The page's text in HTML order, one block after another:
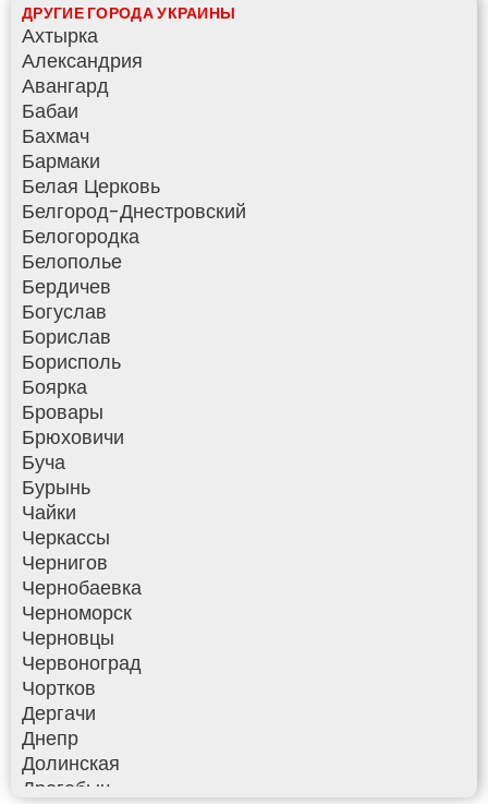
ДРУГИЕ ГОРОДА УКРАИНЫ
Ахтырка
Александрия
Авангард
Бабаи
Бахмач
Бармаки
Белая Церковь
Белгород-Днестровский
Белогородка
Белополье
Бердичев
Богуслав
Борислав
Борисполь
Боярка
Бровары
Брюховичи
Буча
Бурынь
Чайки
Черкассы
Чернигов
Чернобаевка
Черноморск
Черновцы
Червоноград
Чортков
Дергачи
Днепр
Долинская
Дрогобыч